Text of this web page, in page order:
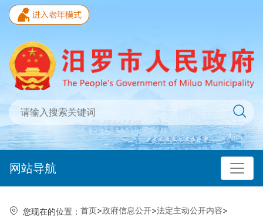
网站导航
您现在的位置： 首页>政府信息公开>法定主动公开内容>